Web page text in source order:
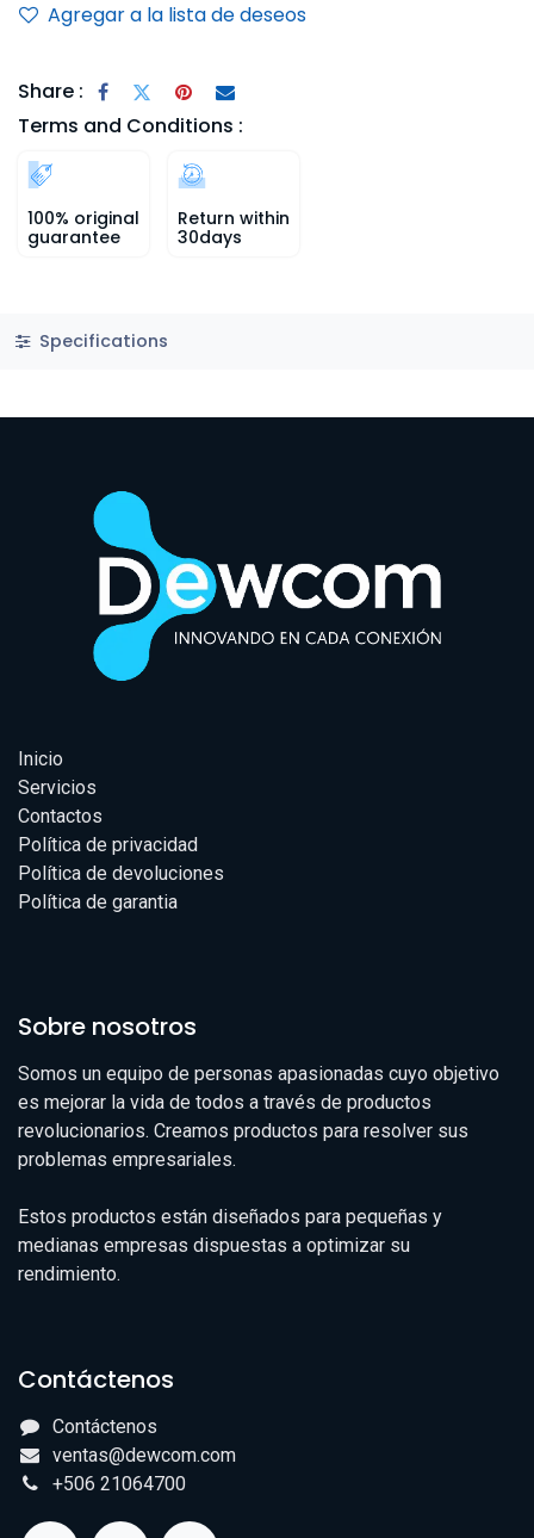
Agregar a la lista de deseos
Share :
Terms and Conditions :
100% original
guarantee
Return within
30days
Specifications
Inicio
Servicios
Contactos
Política de privacidad
Política de devoluciones
Política de garantia
Sobre nosotros
Somos un equipo de personas apasionadas cuyo objetivo
es mejorar la vida de todos a través de productos
revolucionarios. Creamos productos para resolver sus
problemas empresariales.
Estos productos están diseñados para pequeñas y
medianas empresas dispuestas a optimizar su
rendimiento.
Contáctenos
Contáctenos
ventas@dewcom.com
+506 21064700